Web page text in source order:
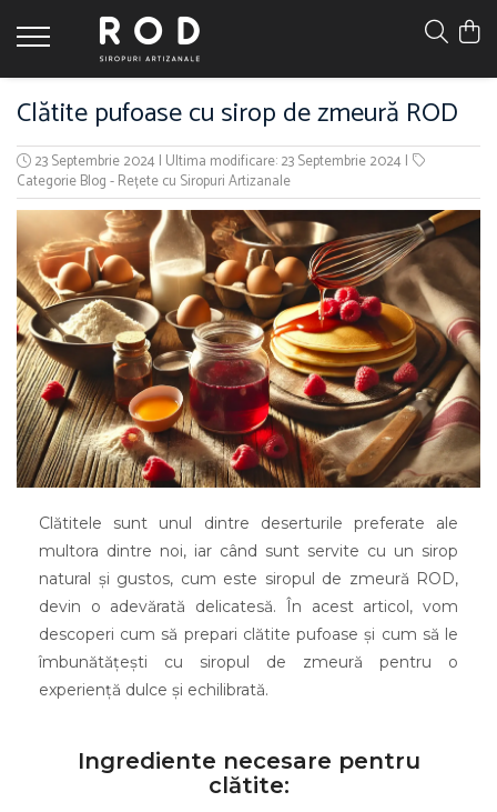
Clătite pufoase cu sirop de zmeură ROD
23 Septembrie 2024| Ultima modificare: 23 Septembrie 2024|
Categorie Blog - Rețete cu Siropuri Artizanale
Clătitele sunt unul dintre deserturile preferate ale
multora dintre noi, iar când sunt servite cu un sirop
natural și gustos, cum este siropul de zmeură ROD,
devin o adevărată delicatesă. În acest articol, vom
descoperi cum să prepari clătite pufoase și cum să le
îmbunătățești cu siropul de zmeură pentru o
experiență dulce și echilibrată.
Ingrediente necesare pentru
clătite: